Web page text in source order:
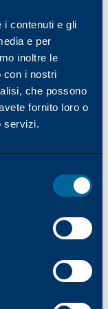
i contenuti e gli
e per
inoltre le
con i nostri
che possono
fornito loro o
servizi.
e la
caldi" -
- sulla
caldo può
di
filamento e,
squilibrio
al minimo il
in carta
in ceramica.